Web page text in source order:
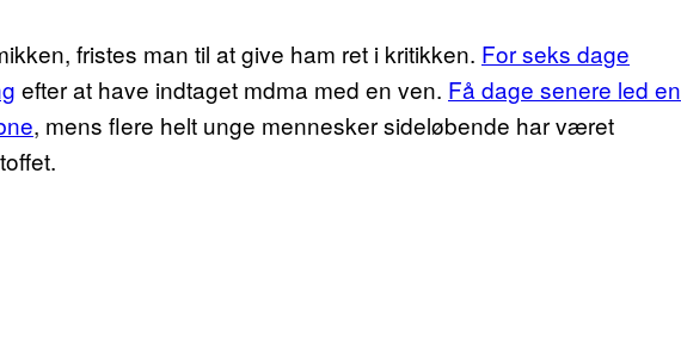
fristes man til at give ham ret i kritikken. For seks dage
efter at have indtaget mdma med en ven. Få dage senere led en
, mens flere helt unge mennesker sideløbende har været